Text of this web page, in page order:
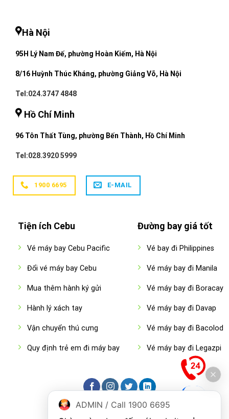
Hà Nội
95H Lý Nam Đế, phường Hoàn Kiếm, Hà Nội
8/16 Huỳnh Thúc Kháng, phường Giảng Võ, Hà Nội
Tel:024.3747 4848
Hồ Chí Minh
96 Tôn Thất Tùng, phường Bến Thành, Hồ Chí Minh
Tel:028.3920 5999
1900 6695 E-MAIL
Tiện ích Cebu
Vé máy bay Cebu Pacific
Đổi vé máy bay Cebu
Mua thêm hành ký gửi
Hành lý xách tay
Vận chuyển thú cưng
Quy định trẻ em đi máy bay
Đường bay giá tốt
Vé bay đi Philippines
Vé máy bay đi Manila
Vé máy bay đi Boracay
Vé máy bay đi Davap
Vé máy bay đi Bacolod
Vé máy bay đi Legazpi
ADMIN / Call 1900 6695